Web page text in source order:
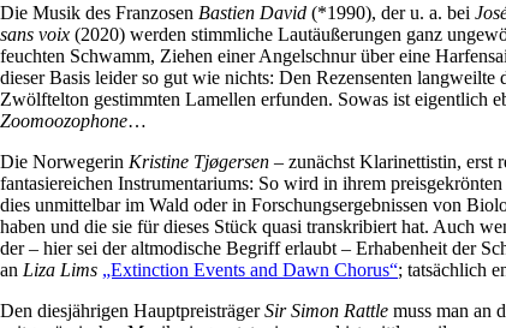
Die Musik des Franzosen Bastien David (*1990), der u. a. bei
sans voix (2020) werden stimmliche Lautäußerungen ganz
feuchten Schwamm, Ziehen einer Angelschnur über eine
dieser Basis leider so gut wie nichts: Den Rezensenten
Zwölftelton gestimmten Lamellen erfunden. Sowas ist eigentlich
Zoomoozophone…
Die Norwegerin Kristine Tjøgersen – zunächst Klarinettistin, erst
fantasiereichen Instrumentariums: So wird in ihrem
dies unmittelbar im Wald oder in Forschungsergebnissen von
haben und die sie für dieses Stück quasi transkribiert hat. Auch
der – hier sei der altmodische Begriff erlaubt – Erhabenheit der
an Liza Lims „Extinction Events and Dawn Chorus“; tatsächlich
Den diesjährigen HauptpreisträgerSir Simon Rattle muss man an